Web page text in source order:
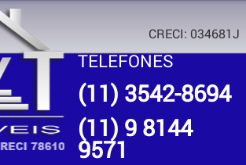
CRECI: 034681J
TELEFONES
(11) 3542-8694
(11) 9 8144
9571